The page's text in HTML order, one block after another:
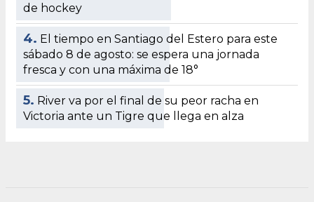
de hockey
4. El tiempo en Santiago del Estero para este
sábado 8 de agosto: se espera una jornada
fresca y con una máxima de 18°
5. River va por el final de su peor racha en
Victoria ante un Tigre que llega en alza